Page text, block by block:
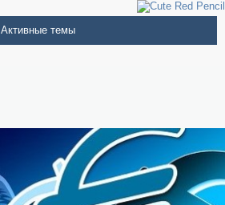
Активные темы